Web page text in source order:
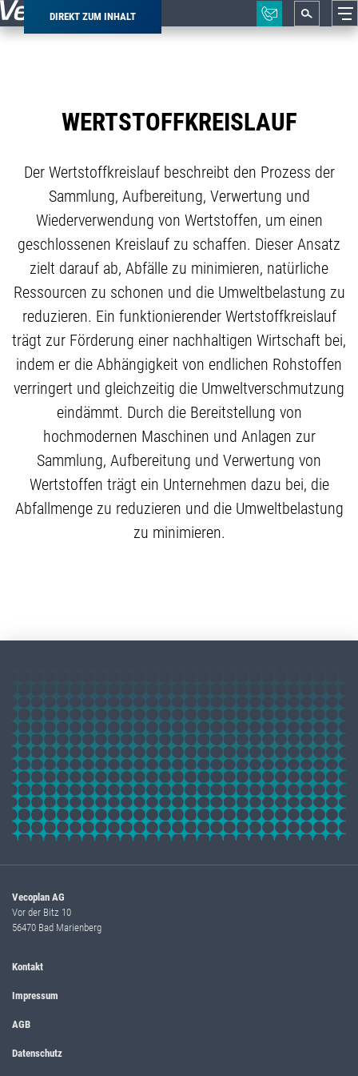
DIREKT ZUM INHALT
Pfadnavigation
WERTSTOFFKREISLAUF
Der Wertstoffkreislauf beschreibt den Prozess der
Sammlung, Aufbereitung, Verwertung und
Wiederverwendung von Wertstoffen, um einen
geschlossenen Kreislauf zu schaffen. Dieser Ansatz
zielt darauf ab, Abfälle zu minimieren, natürliche
Ressourcen zu schonen und die Umweltbelastung zu
reduzieren. Ein funktionierender Wertstoffkreislauf
trägt zur Förderung einer nachhaltigen Wirtschaft bei,
indem er die Abhängigkeit von endlichen Rohstoffen
verringert und gleichzeitig die Umweltverschmutzung
eindämmt. Durch die Bereitstellung von
hochmodernen Maschinen und Anlagen zur
Sammlung, Aufbereitung und Verwertung von
Wertstoffen trägt ein Unternehmen dazu bei, die
Abfallmenge zu reduzieren und die Umweltbelastung
zu minimieren.
Vecoplan AG
Vor der Bitz 10
56470 Bad Marienberg
Kontakt
Impressum
AGB
Datenschutz